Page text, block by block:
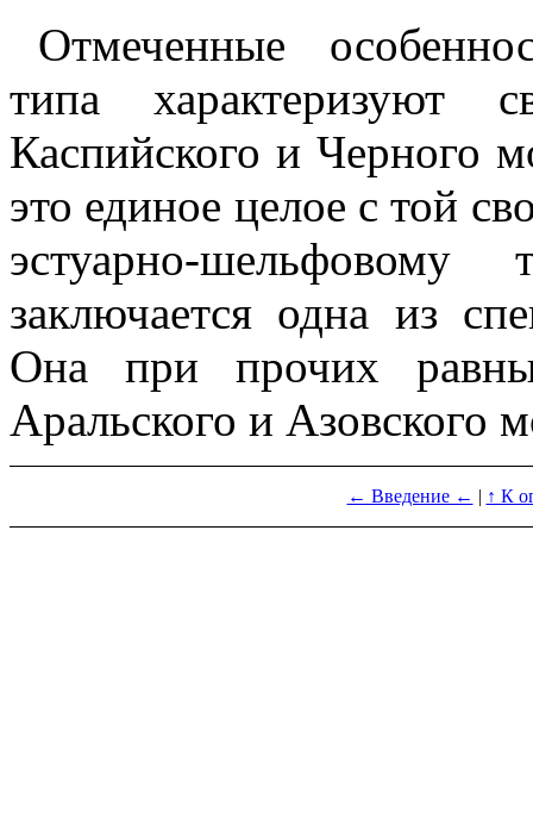
Отмеченные
типа характеризуют
Каспийского и Черного
это единое целое с той
эстуарно-
заключается одна из
Она при прочих
Аральского и Азовского
← Введение ← | ↑ К